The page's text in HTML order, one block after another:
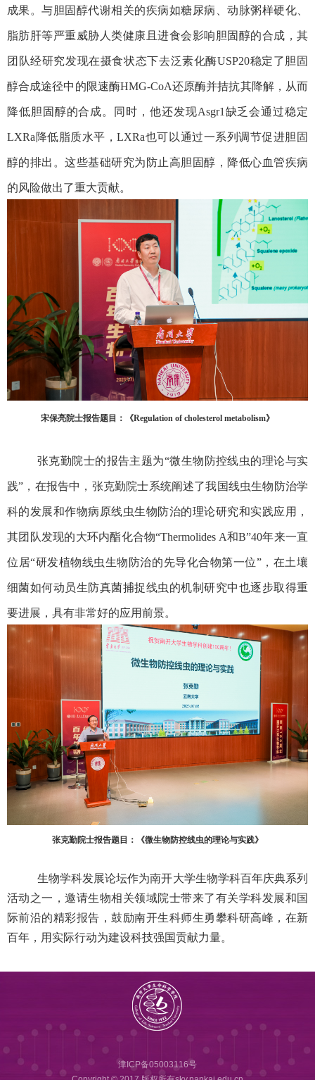
成果。与胆固醇代谢相关的疾病如糖尿病、动脉粥样硬化、
脂肪肝等严重威胁人类健康且进食会影响胆固醇的合成，其
团队经研究发现在摄食状态下去泛素化酶USP20稳定了胆固
醇合成途径中的限速酶HMG-CoA还原酶并拮抗其降解，从而
降低胆固醇的合成。同时，他还发现Asgr1 缺乏会通过稳定
LXRa 降低脂质水平，LXRa也可以通过一系列调节促进胆固
醇的排出。这些基础研究为防止高胆固醇，降低心血管疾病
的风险做出了重大贡献。
宋保亮院士报告题目：《Regulation of cholesterol metabolism》
张克勤院士的报告主题为“微生物防控线虫的理论与实
践”，在报告中，张克勤院士系统阐述了我国线虫生物防治学
科的发展和作物病原线虫生物防治的理论研究和实践应用，
其团队发现的大环内酯化合物“Thermolides A和B”40年来一直
位居“研发植物线虫生物防治的先导化合物第一位”，在土壤
细菌如何动员生防真菌捕捉线虫的机制研究中也逐步取得重
要进展，具有非常好的应用前景。
张克勤院士报告题目：《微生物防控线虫的理论与实践》
生物学科发展论坛作为南开大学生物学科百年庆典系列
活动之一，邀请生物相关领域院士带来了有关学科发展和国
际前沿的精彩报告，鼓励南开生科师生勇攀科研高峰，在新
百年，用实际行动为建设科技强国贡献力量。
津ICP备05003116号